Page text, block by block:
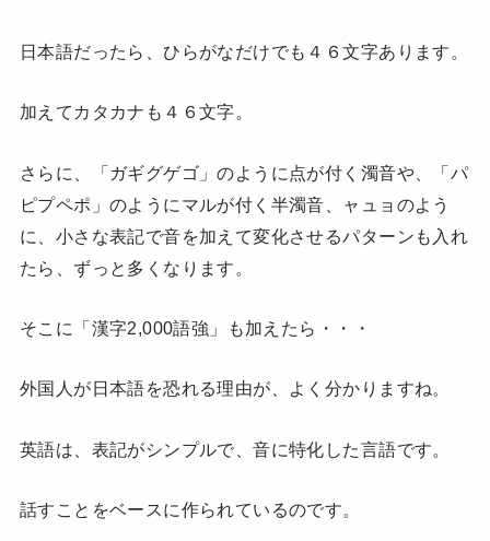
日本語だったら、ひらがなだけでも４６文字あります。
加えてカタカナも４６文字。
さらに、「ガギグゲゴ」のように点が付く濁音や、「パ
ピプペポ」のようにマルが付く半濁音、ャュョのよう
に、小さな表記で音を加えて変化させるパターンも入れ
たら、ずっと多くなります。
そこに「漢字2,000語強」も加えたら・・・
外国人が日本語を恐れる理由が、よく分かりますね。
英語は、表記がシンプルで、音に特化した言語です。
話すことをベースに作られているのです。